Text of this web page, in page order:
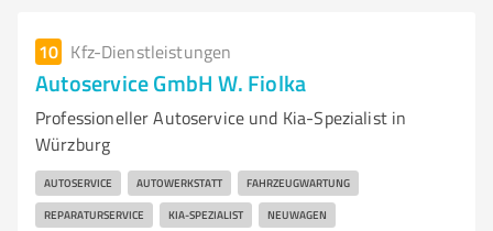
10 Kfz-Dienstleistungen
Autoservice GmbH W. Fiolka
Professioneller Autoservice und Kia-Spezialist in
Würzburg
AUTOSERVICE AUTOWERKSTATT FAHRZEUGWARTUNG
REPARATURSERVICE KIA-SPEZIALIST NEUWAGEN